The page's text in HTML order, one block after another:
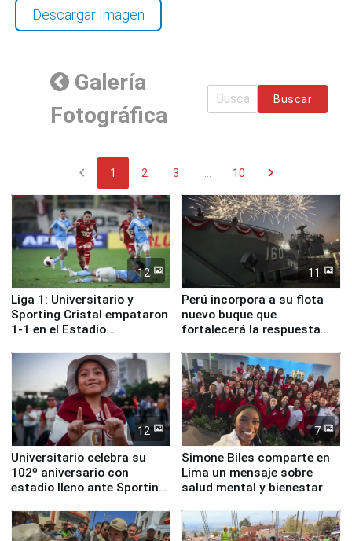
Descargar Imagen
Galería
Fotográfica
Buscar
chevron_left 1 2 3 10 chevron_right
12
Liga 1: Universitario y
Sporting Cristal empataron
1-1 en el Estadio
11
Perú incorpora a su flota
nuevo buque que
fortalecerá la respuesta
12
Universitario celebra su
102º aniversario con
estadio lleno ante Sporting
7
Simone Biles comparte en
Lima un mensaje sobre
salud mental y bienestar